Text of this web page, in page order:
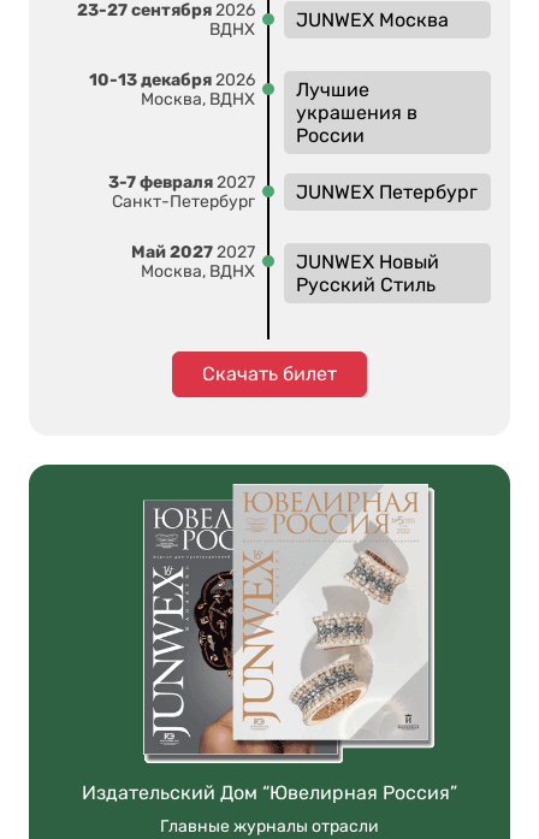
23-27 сентября2026
ВДНХ
JUNWEX Москва
10-13 декабря2026
Москва, ВДНХ
Лучшие
украшения в
России
3-7 февраля2027
Санкт-Петербург
JUNWEX Петербург
Май 20272027
Москва, ВДНХ
JUNWEX Новый
Русский Стиль
Скачать билет
Издательский Дом “Ювелирная Россия”
Главные журналы отрасли